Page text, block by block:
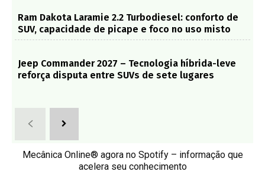
Ram Dakota Laramie 2.2 Turbodiesel: conforto de
SUV, capacidade de picape e foco no uso misto
Jeep Commander 2027 – Tecnologia híbrida-leve
reforça disputa entre SUVs de sete lugares
Mecânica Online® agora no Spotify – informação que
acelera seu conhecimento